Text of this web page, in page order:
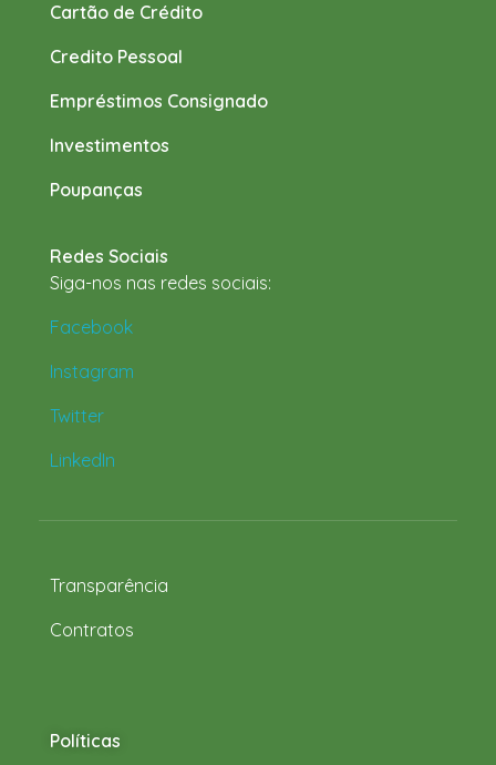
Cartão de Crédito
Credito Pessoal
Empréstimos Consignado
Investimentos
Poupanças
Redes Sociais
Siga-nos nas redes sociais:
Facebook
Instagram
Twitter
LinkedIn
Transparência
Contratos
Políticas